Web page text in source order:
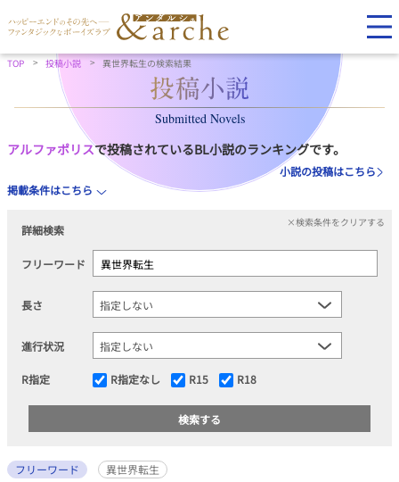
TOP 投稿小説 異世界転生の検索結果
Submitted Novels
アルファポリスで投稿されているBL小説のランキングです。
小説の投稿はこちら
掲載条件はこちら
詳細検索
×検索条件をクリアする
フリーワード
長さ
進行状況
R指定 R指定なし R15 R18
フリーワード
異世界転生